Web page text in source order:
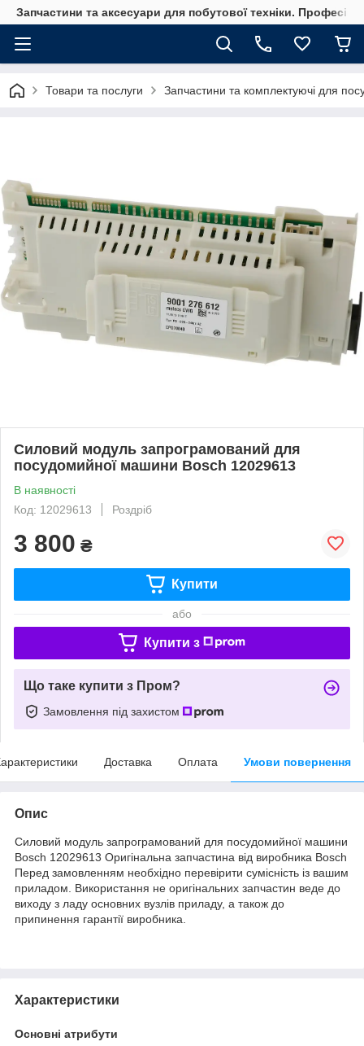
Запчастини та аксесуари для побутової техніки.
Товари та послуги Запчастини та комплектуючі для
Силовий модуль запрограмований для
посудомийної машини Bosch 12029613
В наявності
Код: 12029613
Роздріб
3 800 ₴
Купити
або
Купити з
Що таке купити з Пром?
Замовлення під захистом
Доставка Оплата Умови повернення
Опис
Силовий модуль запрограмований для посудомийної машини
Bosch 12029613 Оригінальна запчастина від виробника Bosch
Перед замовленням необхідно перевірити сумісність із вашим
приладом. Використання не оригінальних запчастин веде до
виходу з ладу основних вузлів приладу, а також до
припинення гарантії виробника.
Характеристики
Основні атрибути